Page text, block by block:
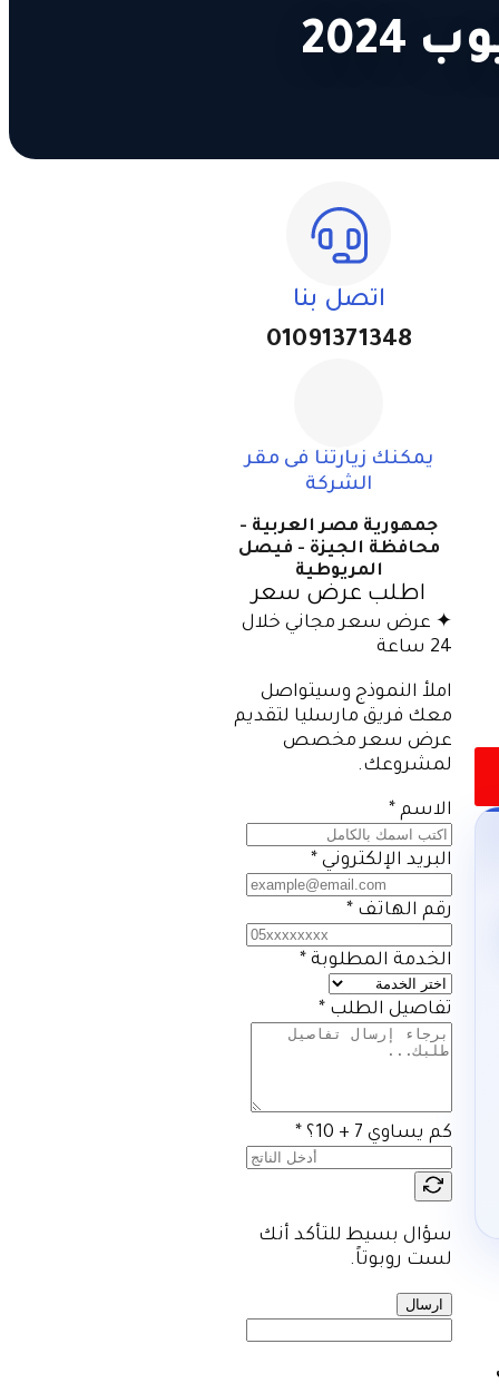
اتصل بنا
01091371348
يمكنك زيارتنا فى مقر
الشركة
جمهورية مصر العربية -
محافظة الجيزة - فيصل
المريوطية
اطلب عرض سعر
✦ عرض سعر مجاني خلال
24 ساعة
املأ النموذج وسيتواصل
معك فريق مارسليا لتقديم
عرض سعر مخصص
لمشروعك.
الاسم *
البريد الإلكتروني *
رقم الهاتف *
الخدمة المطلوبة *
تفاصيل الطلب *
كم يساوي 7 + 10؟ *
سؤال بسيط للتأكد أنك
لست روبوتاً.
ارسال